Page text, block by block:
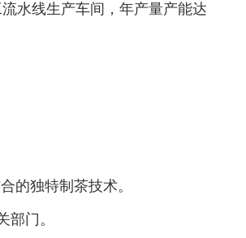
水线生产车间，年产量产能达
的独特制茶技术。
门。